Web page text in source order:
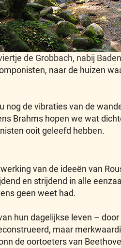
de Grobbach, nabij
naar de huizen
nog de vibraties van de
Brahms hopen we wat
ooit geleefd hebben.
van de ideeën van
en strijdend in alle
geen weet had.
hun dagelijkse leven –
maar
de oortoeters van